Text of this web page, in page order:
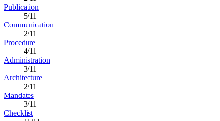
Publication
5/11
Communication
2/11
Procedure
4/11
Administration
3/11
Architecture
2/11
Mandates
3/11
Checklist